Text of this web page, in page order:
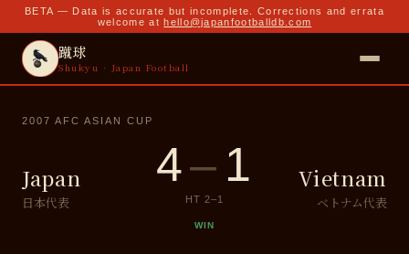
BETA — Data is accurate but incomplete. Corrections and errata
welcome at hello@japanfootballdb.com
蹴球
Shukyu · Japan Football
2007 AFC ASIAN CUP
Japan
日本代表
4– 1
HT 2–1
WIN
Vietnam
ベトナム代表